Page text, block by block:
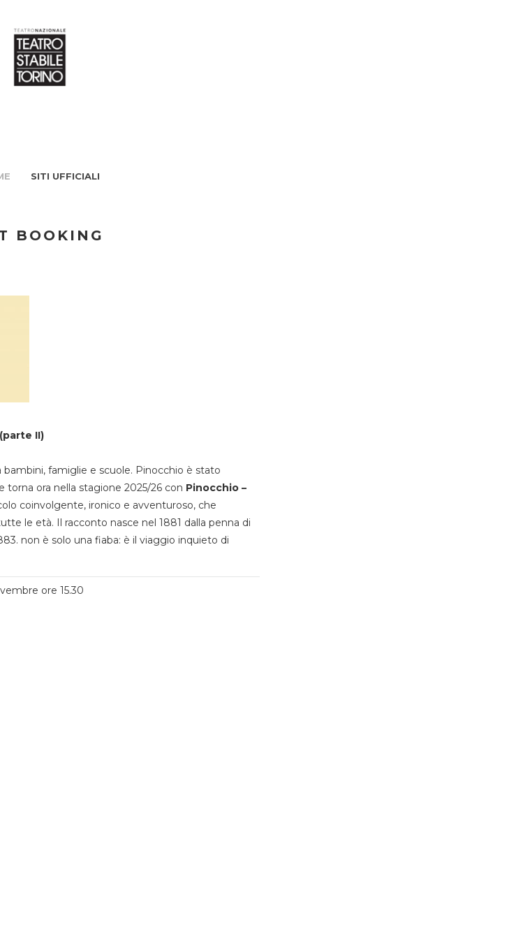
SITI UFFICIALI
BOOKING
II)
famiglie e scuole. Pinocchio è stato
torna ora nella stagione 2025/26 con Pinocchio –
coinvolgente, ironico e avventuroso, che
le età. Il racconto nasce nel 1881 dalla penna di
non è solo una fiaba: è il viaggio inquieto di
ore 15.30